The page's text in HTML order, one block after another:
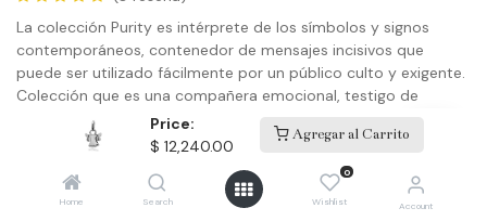
Price:
$ 12,240.00
Agregar al Carrito
Home Search
0
Wishlist Account
La colección Purity es intérprete de los símbolos y signos
contemporáneos, contenedor de mensajes incisivos que
puede ser utilizado fácilmente por un público culto y exigente.
Colección que es una compañera emocional, testigo de
satisfacción real, cómplice de la vida.
¿Para ti? Deja un recuerdo plasmado en una joya, ¡qué manera
de celebrar la vida!